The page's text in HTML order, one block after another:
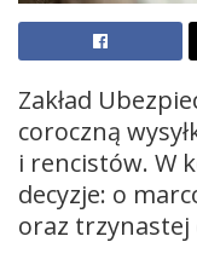
Zakład
coroczną
i rencistów. W
decyzje: o
oraz